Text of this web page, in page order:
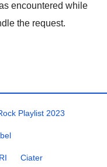
encountered while
the request.
Playlist 2023
Ciater